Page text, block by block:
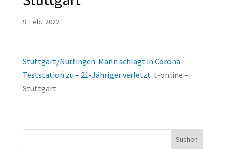
9. Feb.. 2022
Stuttgart/Nürtingen: Mann schlägt in Corona-
Teststation zu – 21-Jähriger verletzt t-online –
Stuttgart
Suchen